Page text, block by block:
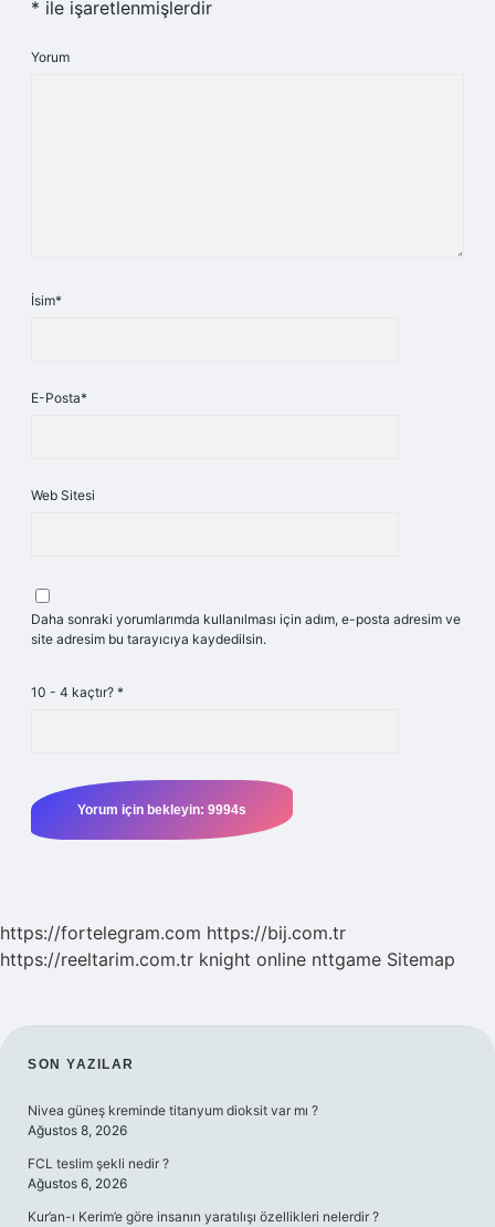
* ile işaretlenmişlerdir
Yorum
İsim*
E-Posta*
Web Sitesi
Daha sonraki yorumlarımda kullanılması için adım, e-posta adresim ve
site adresim bu tarayıcıya kaydedilsin.
10 - 4 kaçtır? *
https://fortelegram.com https://bij.com.tr
https://reeltarim.com.tr knight online nttgame Sitemap
SIDEBAR
SON YAZILAR
Nivea güneş kreminde titanyum dioksit var mı ?
Ağustos 8, 2026
FCL teslim şekli nedir ?
Ağustos 6, 2026
Kur’an-ı Kerim’e göre insanın yaratılışı özellikleri nelerdir ?